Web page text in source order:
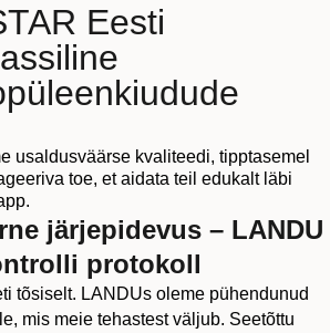
Eesti
usaldusväärse kvaliteedi, tipptasemel
toe, et aidata teil edukalt läbi
järjepidevus – LANDU
protokoll
tõsiselt. LANDUs oleme pühendunud
mis meie tehastest väljub. Seetõttu